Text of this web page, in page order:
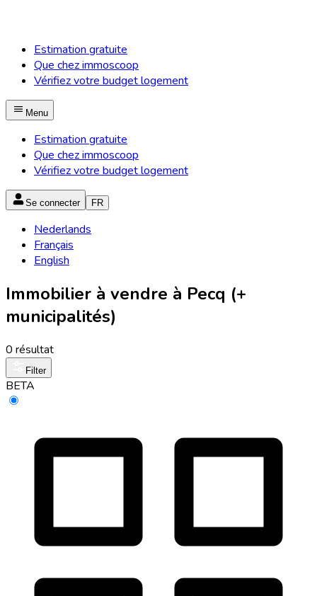
Estimation gratuite
Que chez immoscoop
Vérifiez votre budget logement
Menu
Estimation gratuite
Que chez immoscoop
Vérifiez votre budget logement
Se connecter FR
Nederlands
Français
English
Immobilier à vendre à Pecq (+
municipalités)
0 résultat
Filter
BETA